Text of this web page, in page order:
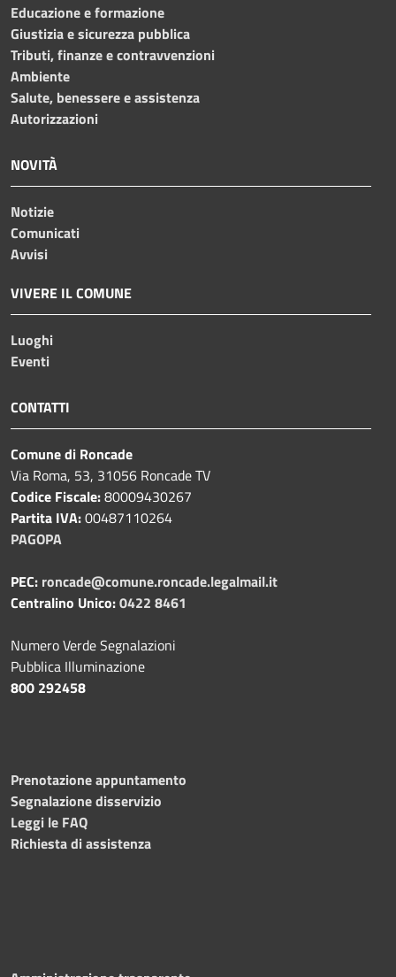
Educazione e formazione
Giustizia e sicurezza pubblica
Tributi, finanze e contravvenzioni
Ambiente
Salute, benessere e assistenza
Autorizzazioni
NOVITÀ
Notizie
Comunicati
Avvisi
VIVERE IL COMUNE
Luoghi
Eventi
CONTATTI
Comune di Roncade
Via Roma, 53, 31056 Roncade TV
Codice Fiscale:80009430267
Partita IVA:00487110264
PAGOPA
PEC: roncade@comune.roncade.legalmail.it
Centralino Unico:0422 8461
Numero Verde Segnalazioni
Pubblica Illuminazione
800 292458
Prenotazione appuntamento
Segnalazione disservizio
Leggi le FAQ
Richiesta di assistenza